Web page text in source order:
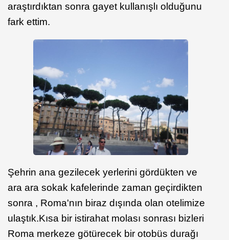
araştırdıktan sonra gayet kullanışlı olduğunu
fark ettim.
Şehrin ana gezilecek yerlerini gördükten ve
ara ara sokak kafelerinde zaman geçirdikten
sonra , Roma'nın biraz dışında olan otelimize
ulaştık.Kısa bir istirahat molası sonrası bizleri
Roma merkeze götürecek bir otobüs durağı